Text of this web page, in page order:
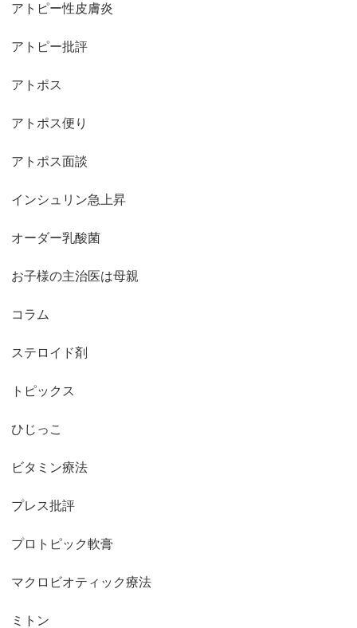
アトピー性皮膚炎
アトピー批評
アトポス
アトポス便り
アトポス面談
インシュリン急上昇
オーダー乳酸菌
お子様の主治医は母親
コラム
ステロイド剤
トピックス
ひじっこ
ビタミン療法
プレス批評
プロトピック軟膏
マクロビオティック療法
ミトン